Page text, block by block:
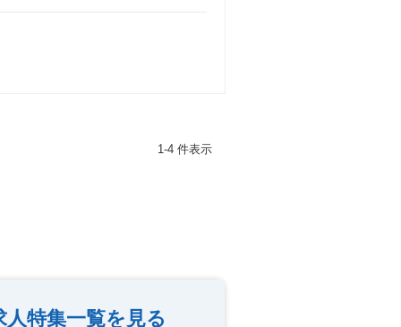
1-4 件表示
特集一覧を見る